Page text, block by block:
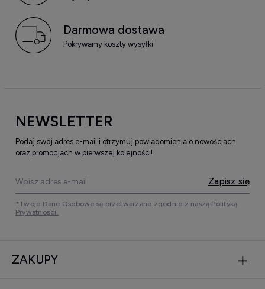
Darmowa dostawa
Pokrywamy koszty wysyłki
NEWSLETTER
Podaj swój adres e-mail i otrzymuj powiadomienia o nowościach
oraz promocjach w pierwszej kolejności!
Zapisz się
*Twoje Dane Osobowe są przetwarzane zgodnie z naszą Polityką
Prywatności.
ZAKUPY